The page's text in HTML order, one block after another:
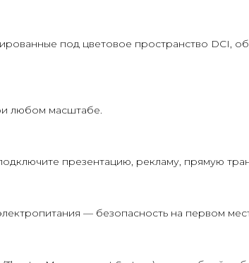
под цветовое пространство DCI,
любом масштабе.
презентацию, рекламу, прямую
— безопасность на первом